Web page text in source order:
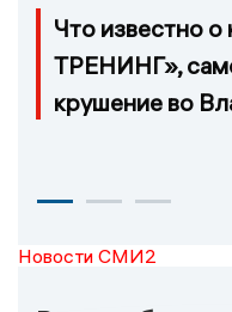
Что известно
ТРЕНИНГ»,
крушение во
Новости СМИ2